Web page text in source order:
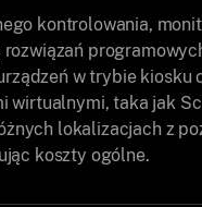
kontrolowania,
w trybie kiosku
wirtualnymi, taka jak
lokalizacjach z
koszty ogólne.